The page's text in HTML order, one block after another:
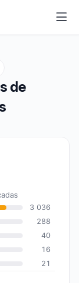
de
9,7
3 036
288
40
16
21